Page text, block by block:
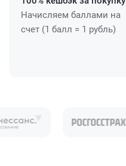
Начисляем баллами на
счет (1 балл = 1 рубль)